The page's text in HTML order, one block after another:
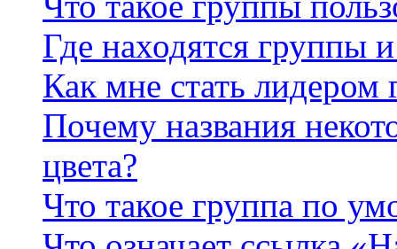
Где находятся группы
Как мне стать лидером
Почему названия
цвета?
Что такое группа по